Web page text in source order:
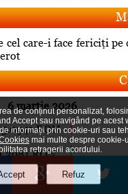
cel care-i face fericiţi
6 martie 2026
RON
RON
RON
de conținut personalizat,
Accept sau navigând pe acest
informații prin cookie-uri sau
mai multe despre cookie-
retragerii acordului.